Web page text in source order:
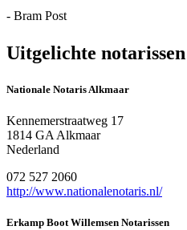
- Bram Post
Uitgelichte
Nationale Notaris Alkmaar
Kennemerstraatweg 17
1814 GA Alkmaar
Nederland
072 527 2060
http://www.nationalenotaris.nl/
Erkamp Boot Willemsen Notarissen